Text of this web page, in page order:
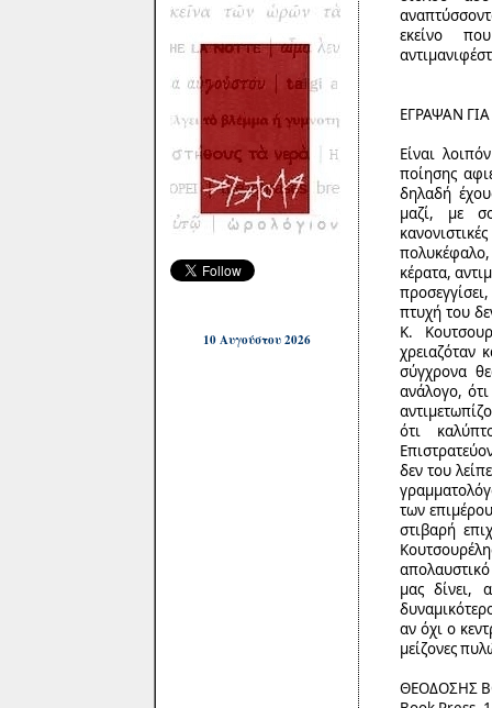
10 Αυγούστου 2026
εκείνο
ΕΓΡΑΨΑΝ
Είναι
ποίησης
δηλαδή
μαζί, με
κέρατα,
πτυχή του
Κ.
χρειαζόταν
σύγχρονα
ανάλογο,
ότι
δεν του
των
στιβαρή
μας δίνει,
αν όχι ο
μείζονες
ΘΕΟΔΟΣΗΣ